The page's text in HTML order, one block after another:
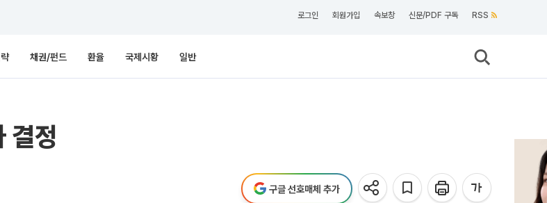
로그인 회원가입 속보창 신문/PDF 구독 RSS
채권/펀드 환율 국제시황 일반
결정
구글 선호매체 추가